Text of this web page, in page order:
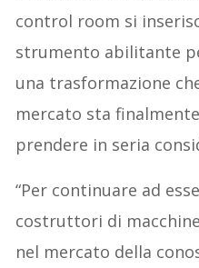
control room si
strumento abilitante
una trasformazione
mercato sta
prendere in seria
“Per continuare ad
costruttori di
nel mercato della